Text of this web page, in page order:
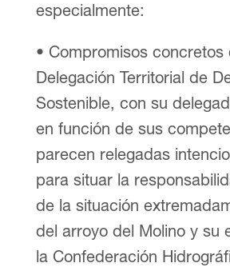
especialmente:
• Compromisos concretos
Delegación Territorial de
Sostenible, con su
en función de sus
parecen relegadas
para situar la
de la situación
del arroyo del Molino y su
la Confederación